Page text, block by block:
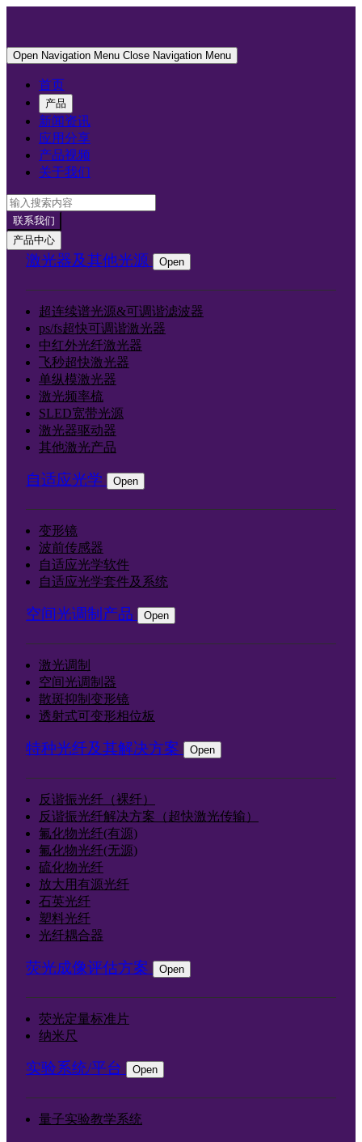
Open Navigation Menu Close Navigation Menu
首页
产品
新闻资讯
应用分享
产品视频
关于我们
联系我们
产品中心
激光器及其他光源 Open
超连续谱光源&可调谐滤波器
ps/fs超快可调谐激光器
中红外光纤激光器
飞秒超快激光器
单纵模激光器
激光频率梳
SLED宽带光源
激光器驱动器
其他激光产品
自适应光学 Open
变形镜
波前传感器
自适应光学软件
自适应光学套件及系统
空间光调制产品 Open
激光调制
空间光调制器
散斑抑制变形镜
透射式可变形相位板
特种光纤及其解决方案 Open
反谐振光纤（裸纤）
反谐振光纤解决方案（超快激光传输）
氟化物光纤(有源)
氟化物光纤(无源)
硫化物光纤
放大用有源光纤
石英光纤
塑料光纤
光纤耦合器
荧光成像评估方案 Open
荧光定量标准片
纳米尺
实验系统/平台 Open
量子实验教学系统